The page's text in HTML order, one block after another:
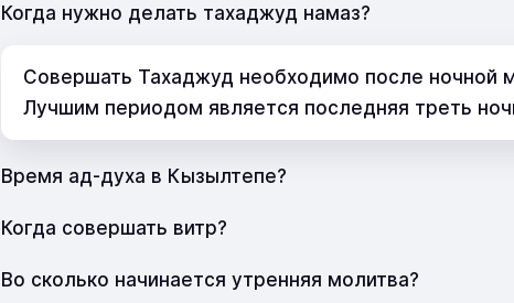
Когда нужно делать тахаджуд намаз?
Совершать Тахаджуд необходимо после ночной
Лучшим периодом является последняя треть
Время ад-духа в Кызылтепе?
Когда совершать витр?
Во сколько начинается утренняя молитва?